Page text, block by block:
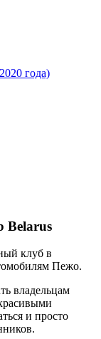
года)
Belarus
клуб в
Пежо.
владельцам
и просто